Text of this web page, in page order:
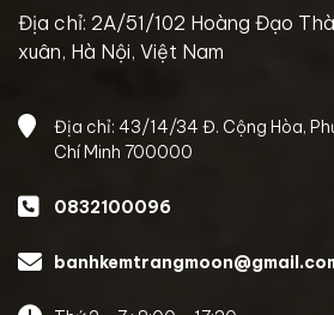
Địa chỉ: 2A/51/102 Hoàng Đạo
xuân, Hà Nội, Việt Nam
Địa chỉ: 43/14/34 Đ. Cộng Hòa,
Chí Minh 700000
0832100096